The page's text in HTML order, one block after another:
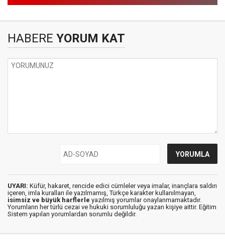
HABERE YORUM KAT
UYARI: Küfür, hakaret, rencide edici cümleler veya imalar, inançlara saldırı
içeren, imla kuralları ile yazılmamış, Türkçe karakter kullanılmayan,
isimsiz ve büyük harflerle yazılmış yorumlar onaylanmamaktadır.
Yorumların her türlü cezai ve hukuki sorumluluğu yazan kişiye aittir. Eğitim
Sistem yapılan yorumlardan sorumlu değildir.